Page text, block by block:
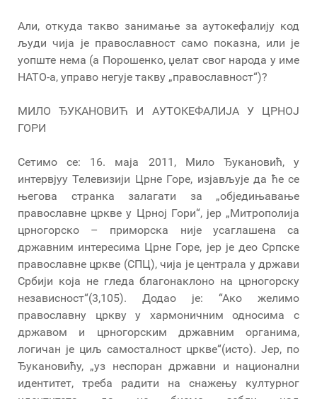
Али, откуда такво занимање за аутокефалију код
људи чија је православност само показна, или је
уопште нема (а Порошенко, џелат свог народа у име
НАТО-а, управо негује такву „православност“)?
МИЛО ЂУКАНОВИЋ И АУТОКЕФАЛИЈА У ЦРНОЈ
ГОРИ
Сетимо се: 16. маја 2011, Мило Ђукановић, у
интервјуу Телевизији Црне Горе, изјављује да ће се
његова странка залагати за „обједињавање
православне цркве у Црној Гори“, јер „Митрополија
црногорско – приморска није усаглашена са
државним интересима Црне Горе, јер је део Српске
православне цркве (СПЦ), чија је централа у држави
Србији која не гледа благонаклоно на црногорску
независност“(3,105). Додао је: “Ако желимо
православну цркву у хармоничним односима с
државом и црногорским државним органима,
логичан је циљ самосталност цркве“(исто). Јер, по
Ђукановићу, „уз неспоран државни и национални
идентитет, треба радити на снажењу културног